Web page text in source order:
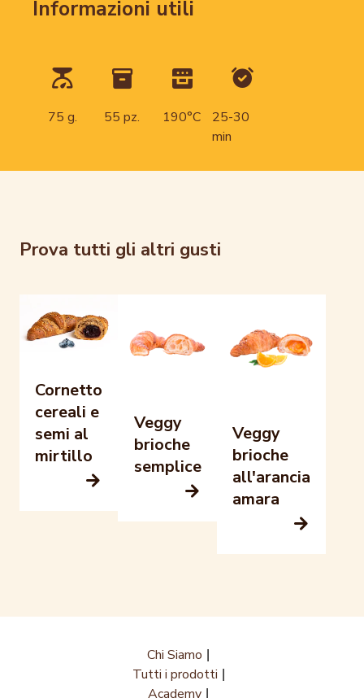
Informazioni utili
75 g. 55 pz. 190°C
25-30
min
Prova tutti gli altri gusti
Cornetto
cereali e
semi al
mirtillo
Veggy
brioche
semplice
Veggy
brioche
all'arancia
amara
Chi Siamo
Tutti i prodotti
Academy